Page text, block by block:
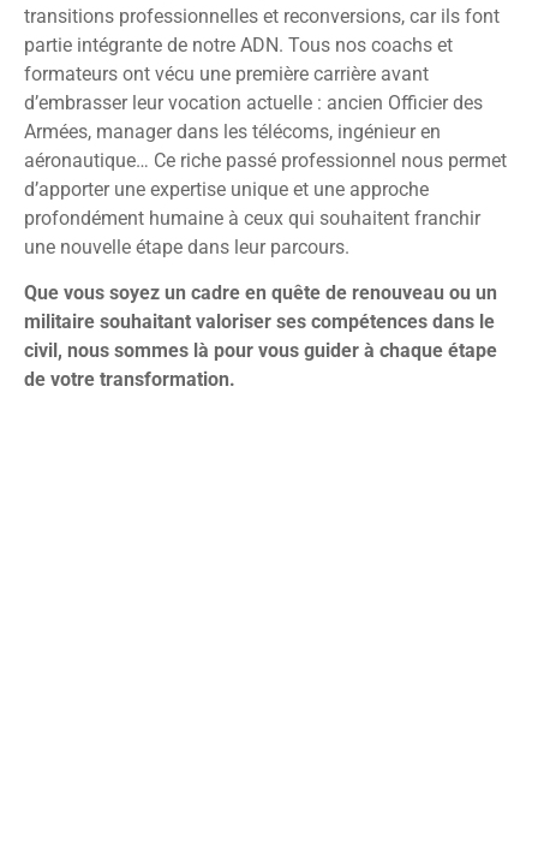
transitions professionnelles et reconversions, car ils font
partie intégrante de notre ADN. Tous nos coachs et
formateurs ont vécu une première carrière avant
d’embrasser leur vocation actuelle : ancien Officier des
Armées, manager dans les télécoms, ingénieur en
aéronautique… Ce riche passé professionnel nous permet
d’apporter une expertise unique et une approche
profondément humaine à ceux qui souhaitent franchir
une nouvelle étape dans leur parcours.
Que vous soyez un cadre en quête de renouveau ou un
militaire souhaitant valoriser ses compétences dans le
civil, nous sommes là pour vous guider à chaque étape
de votre transformation.